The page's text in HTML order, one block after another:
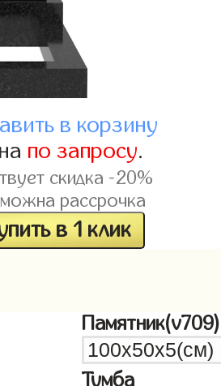
в корзину
по запросу.
скидка -20%
рассрочка
в 1 клик
Памятник(v709)
Тумба